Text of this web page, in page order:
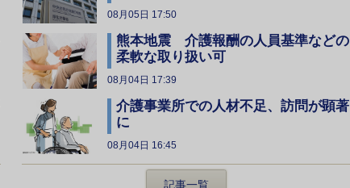
08月05日 17:50
熊本地震 介護報酬の人員基準などの
柔軟な取り扱い可
08月04日 17:39
介護事業所での人材不足、訪問が顕著
に
08月04日 16:45
記事一覧